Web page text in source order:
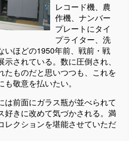
レコード機、農
作機、ナンバー
プレートにタイ
プライター、洗
いほどの1950年前、戦前・戦
されている。数に圧倒され、
たものだと思いつつも、これを
敬意を払いたい。
は前面にガラス瓶が並べられて
好きに改めて気づかされる。満
レクションを堪能させていただ